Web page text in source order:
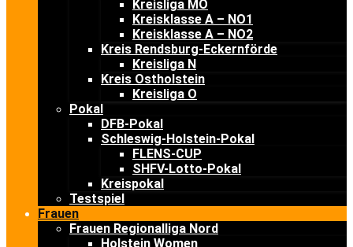
Kreisliga MO
Kreisklasse A – NO1
Kreisklasse A – NO2
Kreis Rendsburg-Eckernförde
Kreisliga N
Kreis Ostholstein
Kreisliga O
Pokal
DFB-Pokal
Schleswig-Holstein-Pokal
FLENS-CUP
SHFV-Lotto-Pokal
Kreispokal
Testspiel
Frauen
Frauen Regionalliga Nord
Holstein Women